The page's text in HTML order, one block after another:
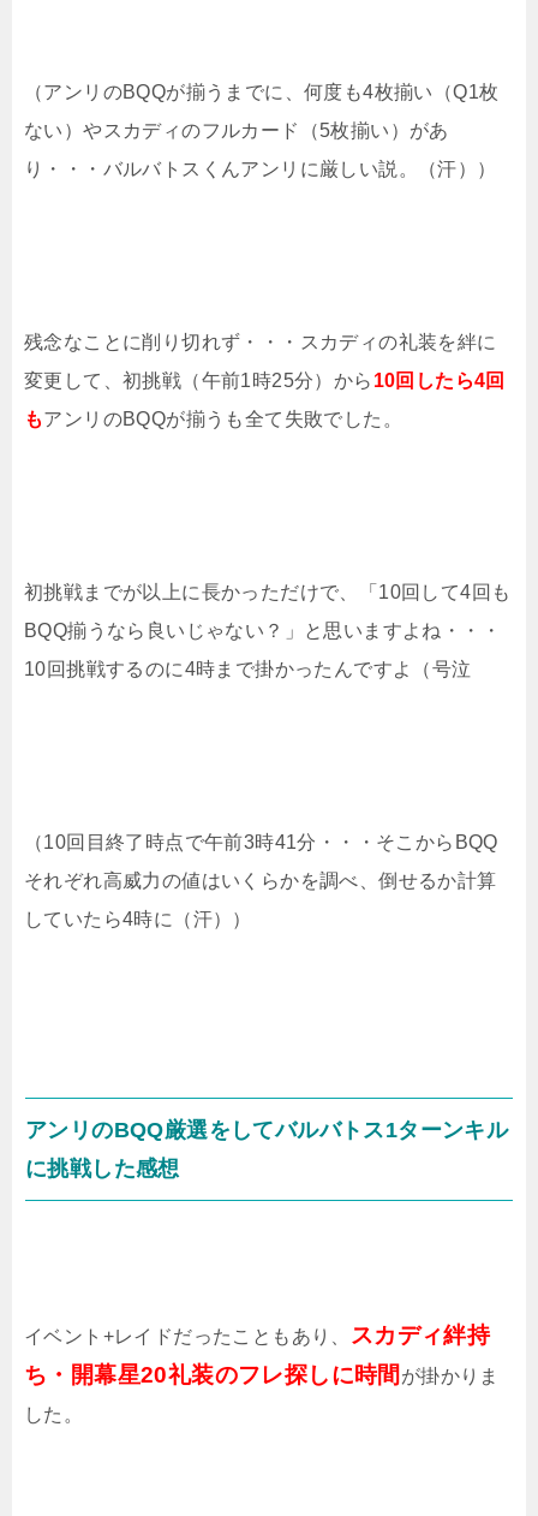
（アンリのBQQが揃うまでに、何度も4枚揃い（Q1枚
ない）やスカディのフルカード（5枚揃い）があ
り・・・バルバトスくんアンリに厳しい説。（汗））
残念なことに削り切れず・・・スカディの礼装を絆に
変更して、初挑戦（午前1時25分）から 10回したら4回
もアンリのBQQが揃うも全て失敗でした。
初挑戦までが以上に長かっただけで、「10回して4回も
BQQ揃うなら良いじゃない？」と思いますよね・・・
10回挑戦するのに4時まで掛かったんですよ（号泣
（10回目終了時点で午前3時41分・・・そこからBQQ
それぞれ高威力の値はいくらかを調べ、倒せるか計算
していたら4時に（汗））
アンリのBQQ厳選をしてバルバトス1ターンキル
に挑戦した感想
イベント+レイドだったこともあり、 スカディ絆持
ち・開幕星20礼装のフレ探しに時間 が掛かりま
した。